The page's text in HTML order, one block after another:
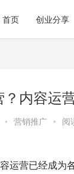
首页 创业分享
内容运
• 营销推广 • 阅
运营已经成为